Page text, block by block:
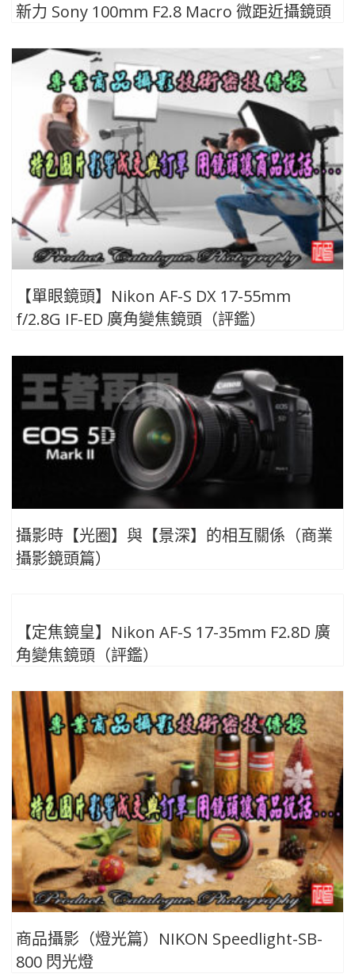
新力 Sony 100mm F2.8 Macro 微距近攝鏡頭
【單眼鏡頭】Nikon AF-S DX 17-55mm
f/2.8G IF-ED 廣角變焦鏡頭（評鑑）
攝影時【光圈】與【景深】的相互關係（商業
攝影鏡頭篇）
【定焦鏡皇】Nikon AF-S 17-35mm F2.8D 廣
角變焦鏡頭（評鑑）
商品攝影（燈光篇）NIKON Speedlight-SB-
800 閃光燈